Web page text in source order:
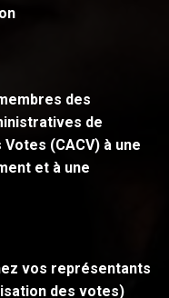
des
de
(CACV) à une
et à une
vos représentants
des votes)